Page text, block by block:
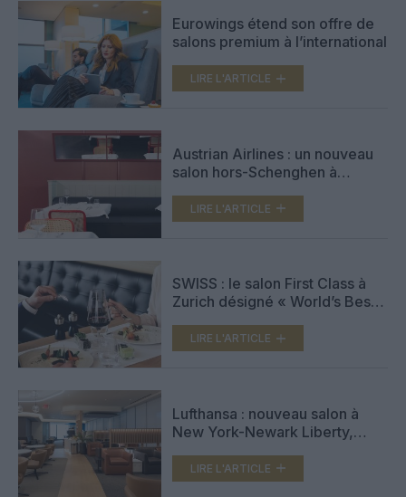
Eurowings étend son offre de
salons premium à l’international
LIRE L'ARTICLE
Austrian Airlines : un nouveau
salon hors-Schenghen à
LIRE L'ARTICLE
SWISS : le salon First Class à
Zurich désigné « World’s Best
LIRE L'ARTICLE
Lufthansa : nouveau salon à
New York-Newark Liberty,
Allegris
LIRE L'ARTICLE